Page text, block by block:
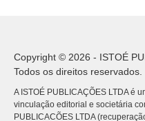
Copyright © 2026 - ISTOÉ
Todos os direitos reservados.
A ISTOÉ PUBLICAÇÕES LTDA é
vinculação editorial e societária
PUBLICACÕES LTDA